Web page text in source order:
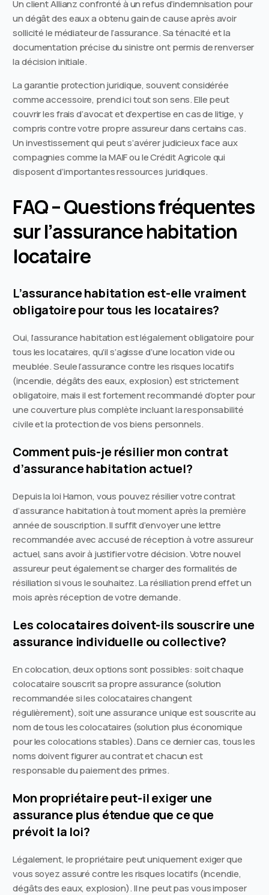
Un client Allianz confronté à un refus d’indemnisation pour
un dégât des eaux a obtenu gain de cause après avoir
sollicité le médiateur de l’assurance. Sa ténacité et la
documentation précise du sinistre ont permis de renverser
la décision initiale.
La garantie protection juridique, souvent considérée
comme accessoire, prend ici tout son sens. Elle peut
couvrir les frais d’avocat et d’expertise en cas de litige, y
compris contre votre propre assureur dans certains cas.
Un investissement qui peut s’avérer judicieux face aux
compagnies comme la MAIF ou le Crédit Agricole qui
disposent d’importantes ressources juridiques.
FAQ – Questions fréquentes
sur l’assurance habitation
locataire
L’assurance habitation est-elle vraiment
obligatoire pour tous les locataires?
Oui, l’assurance habitation est légalement obligatoire pour
tous les locataires, qu’il s’agisse d’une location vide ou
meublée. Seule l’assurance contre les risques locatifs
(incendie, dégâts des eaux, explosion) est strictement
obligatoire, mais il est fortement recommandé d’opter pour
une couverture plus complète incluant la responsabilité
civile et la protection de vos biens personnels.
Comment puis-je résilier mon contrat
d’assurance habitation actuel?
Depuis la loi Hamon, vous pouvez résilier votre contrat
d’assurance habitation à tout moment après la première
année de souscription. Il suffit d’envoyer une lettre
recommandée avec accusé de réception à votre assureur
actuel, sans avoir à justifier votre décision. Votre nouvel
assureur peut également se charger des formalités de
résiliation si vous le souhaitez. La résiliation prend effet un
mois après réception de votre demande.
Les colocataires doivent-ils souscrire une
assurance individuelle ou collective?
En colocation, deux options sont possibles: soit chaque
colocataire souscrit sa propre assurance (solution
recommandée si les colocataires changent
régulièrement), soit une assurance unique est souscrite au
nom de tous les colocataires (solution plus économique
pour les colocations stables). Dans ce dernier cas, tous les
noms doivent figurer au contrat et chacun est
responsable du paiement des primes.
Mon propriétaire peut-il exiger une
assurance plus étendue que ce que
prévoit la loi?
Légalement, le propriétaire peut uniquement exiger que
vous soyez assuré contre les risques locatifs (incendie,
dégâts des eaux, explosion). Il ne peut pas vous imposer